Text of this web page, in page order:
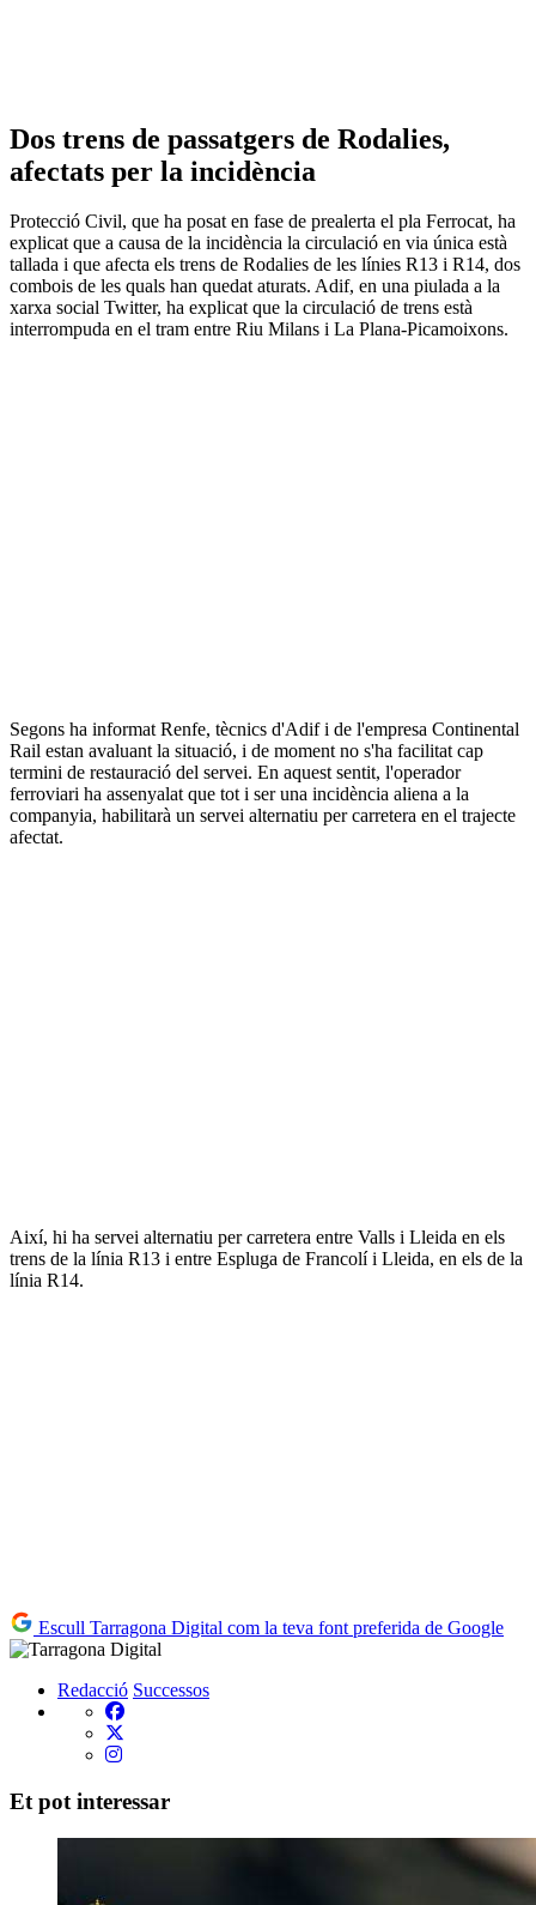
Dos trens de passatgers de Rodalies,
afectats per la incidència
Protecció Civil, que ha posat en fase de prealerta el pla Ferrocat, ha
explicat que a causa de la incidència la circulació en via única està
tallada i que afecta els trens de Rodalies de les línies R13 i R14, dos
combois de les quals han quedat aturats. Adif, en una piulada a la
xarxa social Twitter, ha explicat que la circulació de trens està
interrompuda en el tram entre Riu Milans i La Plana-Picamoixons.
Segons ha informat Renfe, tècnics d'Adif i de l'empresa Continental
Rail estan avaluant la situació, i de moment no s'ha facilitat cap
termini de restauració del servei. En aquest sentit, l'operador
ferroviari ha assenyalat que tot i ser una incidència aliena a la
companyia, habilitarà un servei alternatiu per carretera en el trajecte
afectat.
Així, hi ha servei alternatiu per carretera entre Valls i Lleida en els
trens de la línia R13 i entre Espluga de Francolí i Lleida, en els de la
línia R14.
Escull Tarragona Digital com la teva font preferida de Google
Redacció Successos
Et pot interessar